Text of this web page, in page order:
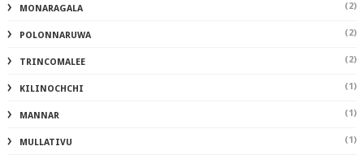
MONARAGALA (2)
POLONNARUWA (2)
TRINCOMALEE (2)
KILINOCHCHI (1)
MANNAR (1)
MULLATIVU (1)